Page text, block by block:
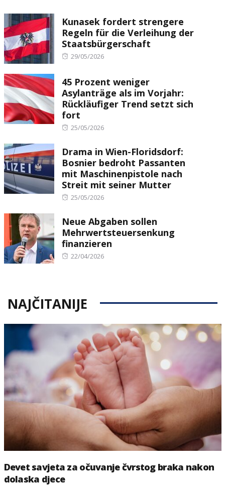
Kunasek fordert strengere
Regeln für die Verleihung der
Staatsbürgerschaft
Posted
29/05/2026
45 Prozent weniger
Asylanträge als im Vorjahr:
Rückläufiger Trend setzt sich
fort
Posted
25/05/2026
Drama in Wien-Floridsdorf:
Bosnier bedroht Passanten
mit Maschinenpistole nach
Streit mit seiner Mutter
Posted
25/05/2026
Neue Abgaben sollen
Mehrwertsteuersenkung
finanzieren
Posted
22/04/2026
NAJČITANIJE
Devet savjeta za očuvanje čvrstog braka nakon
dolaska djece